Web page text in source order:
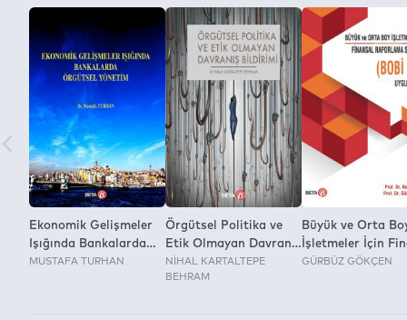
None
Ekonomik Gelişmeler
Işığında Bankalarda
Örgütsel Yönetim
MUSTAFA TURHAN
Örgütsel Politika ve
Etik Olmayan Davranış
Bildirimi
NİHAL KARTALTEPE
BEHRAM
Büyük ve Orta
İşletmeler İçin
Raporlama
GÜRBÜZ GÖKÇEN